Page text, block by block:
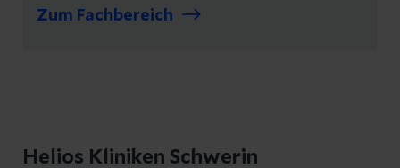
Zum Fachbereich
Helios Kliniken Schwerin